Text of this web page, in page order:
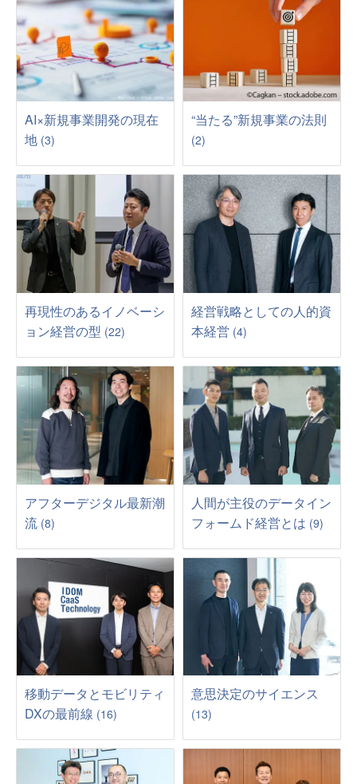
AI×新規事業開発の現在
地 (3)
“当たる”新規事業の法則
(2)
再現性のあるイノベーシ
ョン経営の型 (22)
経営戦略としての人的資
本経営 (4)
アフターデジタル最新潮
流 (8)
人間が主役のデータイン
フォームド経営とは (9)
移動データとモビリティ
DXの最前線 (16)
意思決定のサイエンス
(13)